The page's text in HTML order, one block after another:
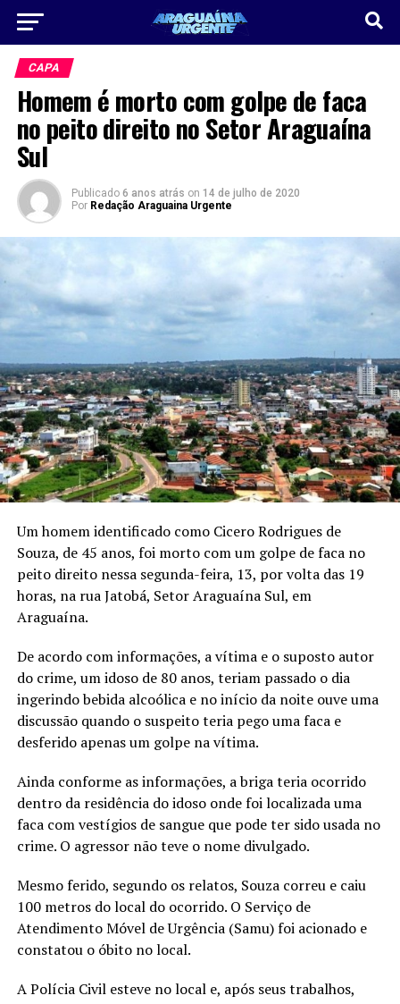
CAPA
Homem é morto com golpe de faca
no peito direito no Setor Araguaína
Sul
Publicado 6 anos atrás on 14 de julho de 2020
Por Redação Araguaina Urgente
Um homem identificado como Cicero Rodrigues de
Souza, de 45 anos, foi morto com um golpe de faca no
peito direito nessa segunda-feira, 13, por volta das 19
horas, na rua Jatobá, Setor Araguaína Sul, em
Araguaína.
De acordo com informações, a vítima e o suposto autor
do crime, um idoso de 80 anos, teriam passado o dia
ingerindo bebida alcoólica e no início da noite ouve uma
discussão quando o suspeito teria pego uma faca e
desferido apenas um golpe na vítima.
Ainda conforme as informações, a briga teria ocorrido
dentro da residência do idoso onde foi localizada uma
faca com vestígios de sangue que pode ter sido usada no
crime. O agressor não teve o nome divulgado.
Mesmo ferido, segundo os relatos, Souza correu e caiu
100 metros do local do ocorrido. O Serviço de
Atendimento Móvel de Urgência (Samu) foi acionado e
constatou o óbito no local.
A Polícia Civil esteve no local e, após seus trabalhos,